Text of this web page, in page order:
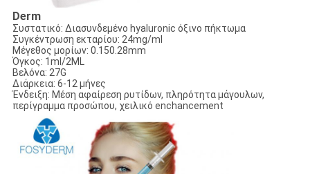
Derm
Συστατικό: Διασυνδεμένο hyaluronic όξινο πήκτωμα
Συγκέντρωση εκταρίου: 24mg/ml
Μέγεθος μορίων: 0.150.28mm
Όγκος: 1ml/2ML
Βελόνα: 27G
Διάρκεια: 6-12 μήνες
Ένδειξη: Μέση αφαίρεση ρυτίδων, πληρότητα μάγουλων,
περίγραμμα προσώπου, χειλικό enchancement